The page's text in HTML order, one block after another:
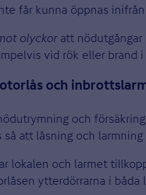
får kunna öppnas
olyckor att
vid rök eller brand
och
och
att låsning och larmning
lokalen och larmet
ytterdörrarna i